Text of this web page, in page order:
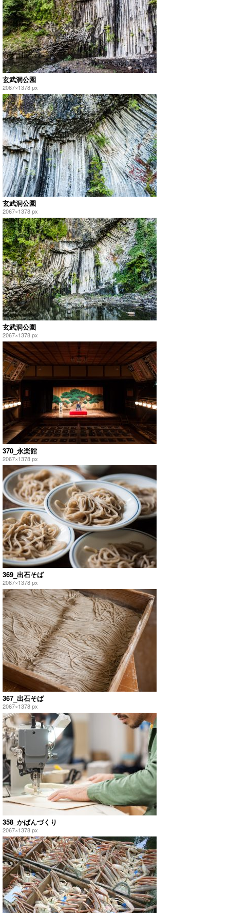
玄武洞公園
2067×1378 px
玄武洞公園
2067×1378 px
玄武洞公園
2067×1378 px
370_永楽館
2067×1378 px
369_出石そば
2067×1378 px
367_出石そば
2067×1378 px
358_かばんづくり
2067×1378 px